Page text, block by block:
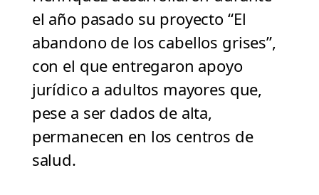
el año pasado su proyecto “El
abandono de los cabellos grises”,
con el que entregaron apoyo
jurídico a adultos mayores que,
pese a ser dados de alta,
permanecen en los centros de
salud.